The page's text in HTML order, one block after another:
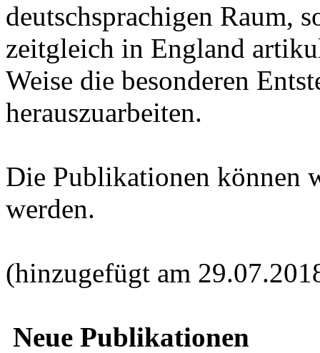
deutschsprachigen Raum,
zeitgleich in England
Weise die besonderen
herauszuarbeiten.
Die Publikationen können
werden.
(hinzugefügt am
Neue Publikationen